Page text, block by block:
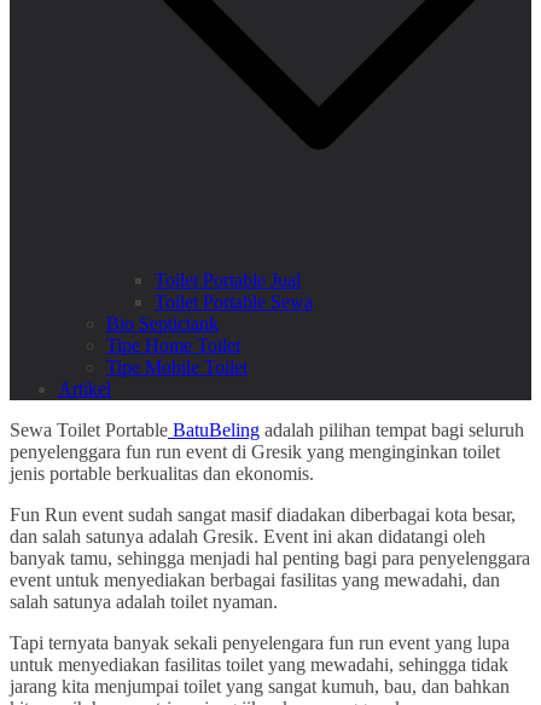
Toilet Portable Jual
Toilet Portable Sewa
Bio Septictank
Tipe Home Toilet
Tipe Mobile Toilet
Artikel
Sewa Toilet Portable BatuBeling adalah pilihan tempat bagi seluruh
penyelenggara fun run event di Gresik yang menginginkan toilet
jenis portable berkualitas dan ekonomis.
Fun Run event sudah sangat masif diadakan diberbagai kota besar,
dan salah satunya adalah Gresik. Event ini akan didatangi oleh
banyak tamu, sehingga menjadi hal penting bagi para penyelenggara
event untuk menyediakan berbagai fasilitas yang mewadahi, dan
salah satunya adalah toilet nyaman.
Tapi ternyata banyak sekali penyelengara fun run event yang lupa
untuk menyediakan fasilitas toilet yang mewadahi, sehingga tidak
jarang kita menjumpai toilet yang sangat kumuh, bau, dan bahkan